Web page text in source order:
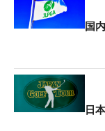
国
日